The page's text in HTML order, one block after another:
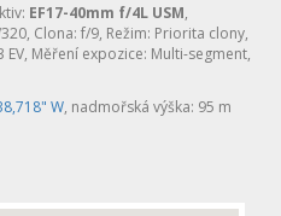
EF17-40mm f/4L USM,
Clona: f/9, Režim: Priorita clony,
Měření expozice: Multi-segment,
W, nadmořská výška: 95 m